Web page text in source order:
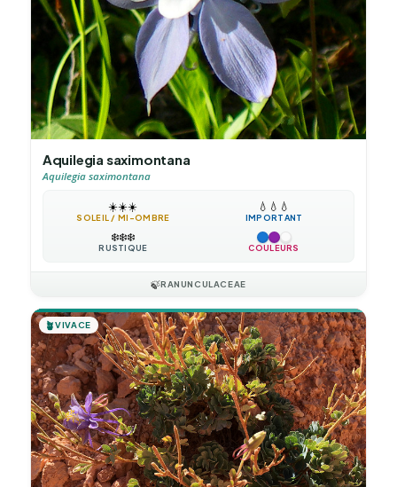
Aquilegia saximontana
Aquilegia saximontana
☀️☀️☀️
SOLEIL / MI-OMBRE
💧 💧 💧
IMPORTANT
❄️❄️❄️
RUSTIQUE COULEURS
🍃RANUNCULACEAE
🪴VIVACE